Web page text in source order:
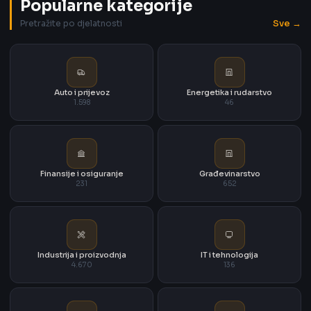
Popularne kategorije
Pretražite po djelatnosti Sve →
Auto i prijevoz
1.598
Energetika i rudarstvo
46
Finansije i osiguranje
231
Građevinarstvo
652
Industrija i proizvodnja
4.670
IT i tehnologija
136